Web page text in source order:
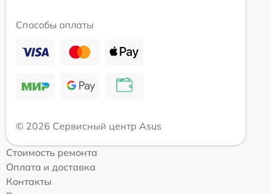
Способы оплаты
© 2026 Сервисный центр Asus
Стоимость ремонта
Оплата и доставка
Контакты